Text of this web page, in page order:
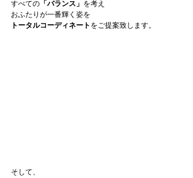
すべての 「バランス」 を考え
おふたりが一番輝く姿を
トータルコーディネート をご提案致します。
そして、